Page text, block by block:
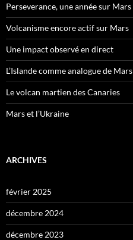
Perseverance, une année sur Mars
Volcanisme encore actif sur Mars
Une impact observé en direct
L’Islande comme analogue de Mars
Le volcan martien des Canaries
Mars et l’Ukraine
ARCHIVES
février 2025
décembre 2024
décembre 2023